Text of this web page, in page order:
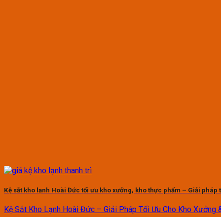
Kệ sắt kho lạnh Hoài Đức tối ưu kho xưởng, kho thực phẩm – Giải pháp
Kệ Sắt Kho Lạnh Hoài Đức – Giải Pháp Tối Ưu Cho Kho Xưởng